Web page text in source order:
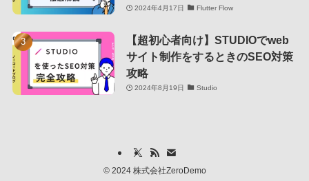
2024年4月17日 Flutter Flow
【超初心者向け】STUDIOでweb
サイト制作をするときのSEO対策
攻略
2024年8月19日 Studio
©2024 株式会社ZeroDemo